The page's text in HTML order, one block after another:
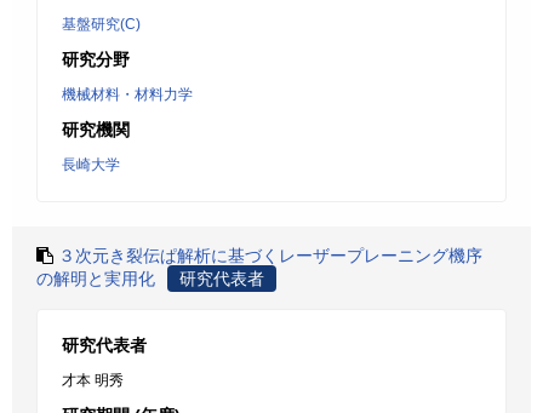
基盤研究(C)
研究分野
機械材料・材料力学
研究機関
長崎大学
３次元き裂伝ぱ解析に基づくレーザープレーニング機序
の解明と実用化
研究代表者
研究代表者
才本 明秀